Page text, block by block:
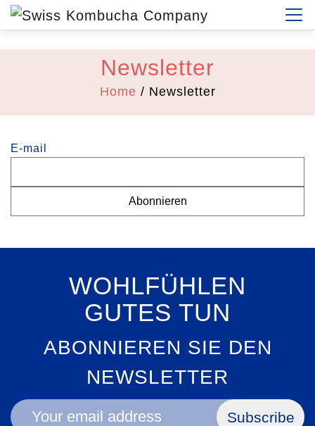
Newsletter
Home / Newsletter
E-mail
WOHLFÜHLEN
GUTES TUN
ABONNIEREN SIE DEN
NEWSLETTER
Subscribe